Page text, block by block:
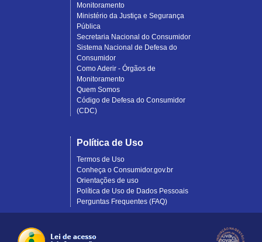
Monitoramento
Ministério da Justiça e Segurança
Pública
Secretaria Nacional do Consumidor
Sistema Nacional de Defesa do
Consumidor
Como Aderir - Órgãos de
Monitoramento
Quem Somos
Código de Defesa do Consumidor
(CDC)
Política de Uso
Termos de Uso
Conheça o Consumidor.gov.br
Orientações de uso
Política de Uso de Dados Pessoais
Perguntas Frequentes (FAQ)